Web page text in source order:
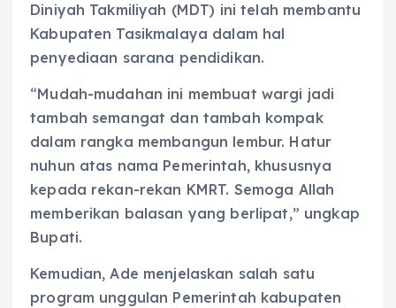
Diniyah Takmiliyah (MDT) ini telah membantu
Kabupaten Tasikmalaya dalam hal
penyediaan sarana pendidikan.
“Mudah-mudahan ini membuat wargi jadi
tambah semangat dan tambah kompak
dalam rangka membangun lembur. Hatur
nuhun atas nama Pemerintah, khususnya
kepada rekan-rekan KMRT. Semoga Allah
memberikan balasan yang berlipat,” ungkap
Bupati.
Kemudian, Ade menjelaskan salah satu
program unggulan Pemerintah kabupaten